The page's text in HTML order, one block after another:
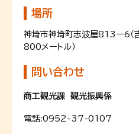
場所
神埼市神埼町志波屋813ー6（
800メートル）
問い合わせ
商工観光課 観光振興係
電話:0952-37-0107